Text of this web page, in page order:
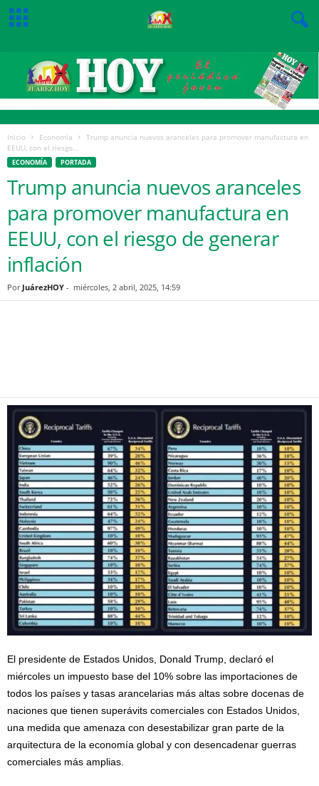
Inicio Economía
Trump anuncia nuevos aranceles para promover manufactura en
EEUU, con el riesgo...
ECONOMÍA PORTADA
Trump anuncia nuevos aranceles
para promover manufactura en
EEUU, con el riesgo de generar
inflación
Por JuárezHOY - miércoles, 2 abril, 2025, 14:59
El presidente de Estados Unidos, Donald Trump, declaró el
miércoles un impuesto base del 10% sobre las importaciones de
todos los países y tasas arancelarias más altas sobre docenas de
naciones que tienen superávits comerciales con Estados Unidos,
una medida que amenaza con desestabilizar gran parte de la
arquitectura de la economía global y con desencadenar guerras
comerciales más amplias.